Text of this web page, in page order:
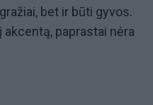
bet ir būti gyvos.
paprastai nėra